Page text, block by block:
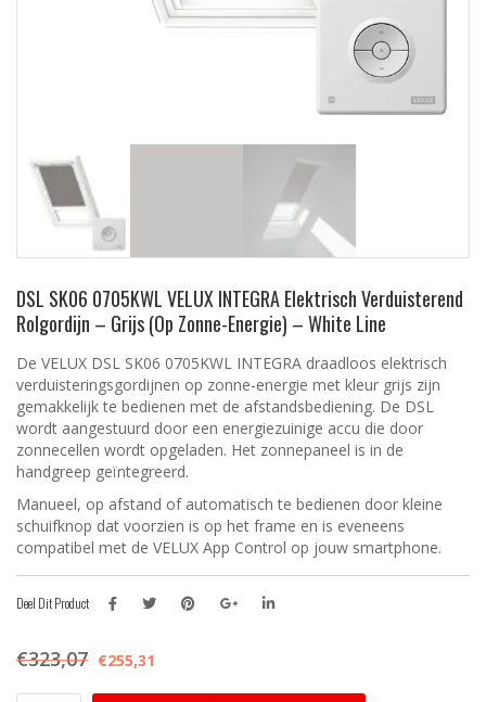
DSL SK06 0705KWL VELUX INTEGRA Elektrisch Verduisterend
Rolgordijn – Grijs (Op Zonne-Energie) – White Line
De VELUX DSL SK06 0705KWL INTEGRA draadloos elektrisch
verduisteringsgordijnen op zonne-energie met kleur grijs zijn
gemakkelijk te bedienen met de afstandsbediening. De DSL
wordt aangestuurd door een energiezuinige accu die door
zonnecellen wordt opgeladen. Het zonnepaneel is in de
handgreep geïntegreerd.
Manueel, op afstand of automatisch te bedienen door kleine
schuifknop dat voorzien is op het frame en is eveneens
compatibel met de VELUX App Control op jouw smartphone.
Deel Dit Product
€323,07 €255,31